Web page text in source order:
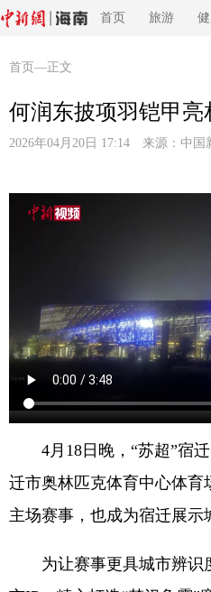
首页 旅游
首页 —正文
何润东披项羽铠甲亮
2026年04月20日 17:14 来源： 中国
4月18日晚，“苏超”宿迁
迁市奥林匹克体育中心体育
主场赛事，也成为宿迁展示
为让赛事更具城市辨识